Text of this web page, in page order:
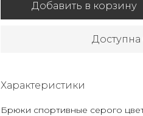
Добавить в корзину
Доступна
Характеристики
Брюки спортивные серого